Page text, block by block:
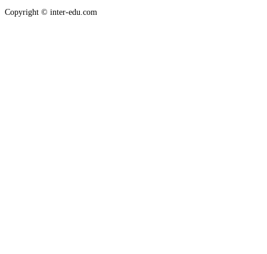
Copyright © inter-edu.com